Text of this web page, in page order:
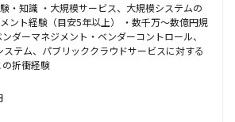
・知識 ・大規模サービス、大規模システムの
ント経験（目安5年以上） ・数千万〜数億円規
ダーマネジメント・ベンダーコントロール、
テム、パブリッククラウドサービスに対する
折衝経験